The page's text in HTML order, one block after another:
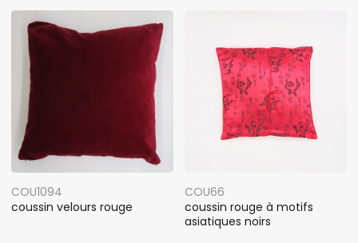
COU1094
coussin velours rouge
COU66
coussin rouge à motifs
asiatiques noirs